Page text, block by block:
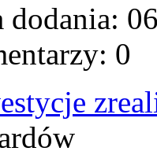
dodania:
0